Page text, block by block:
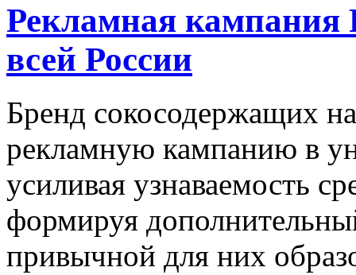
Рекламная
всей России
Бренд сокосодержащих
рекламную кампанию в
усиливая узнаваемость
формируя
привычной для них